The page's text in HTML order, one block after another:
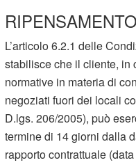
L’articolo 6.2.1 delle
stabilisce che il cliente, in
normative in materia di
negoziati fuori dei locali
D.lgs. 206/2005), può
termine di 14 giorni dalla
rapporto contrattuale